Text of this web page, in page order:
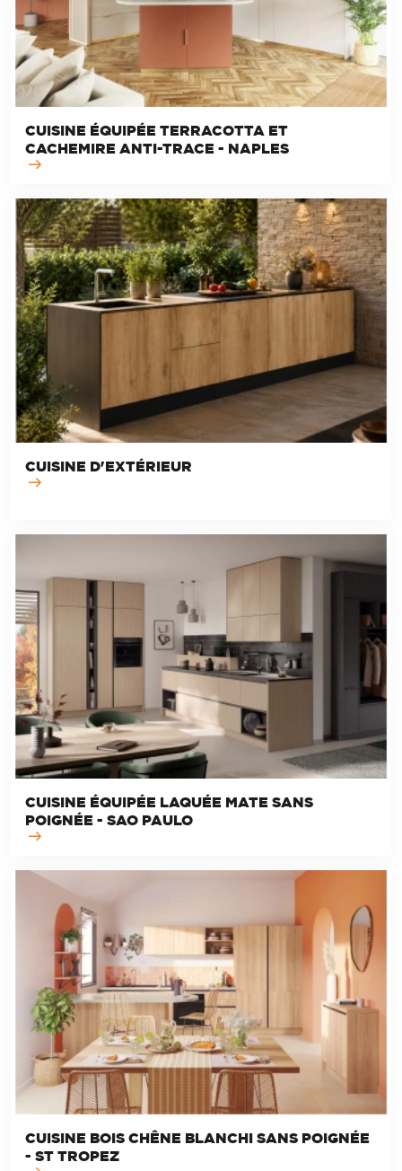
CUISINE ÉQUIPÉE TERRACOTTA ET
CACHEMIRE ANTI-TRACE - NAPLES
CUISINE D'EXTÉRIEUR
CUISINE ÉQUIPÉE LAQUÉE MATE SANS
POIGNÉE - SAO PAULO
CUISINE BOIS CHÊNE BLANCHI SANS POIGNÉE
- ST TROPEZ